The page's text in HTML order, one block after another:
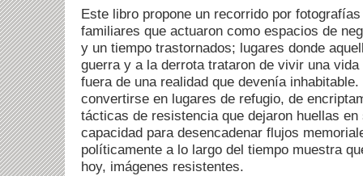
Este libro propone un recorrido por
familiares que actuaron como espacios de
y un tiempo trastornados; lugares donde
guerra y a la derrota trataron de vivir una
fuera de una realidad que devenía
convertirse en lugares de refugio, de
tácticas de resistencia que dejaron huellas
capacidad para desencadenar flujos
políticamente a lo largo del tiempo muestra
hoy, imágenes resistentes.